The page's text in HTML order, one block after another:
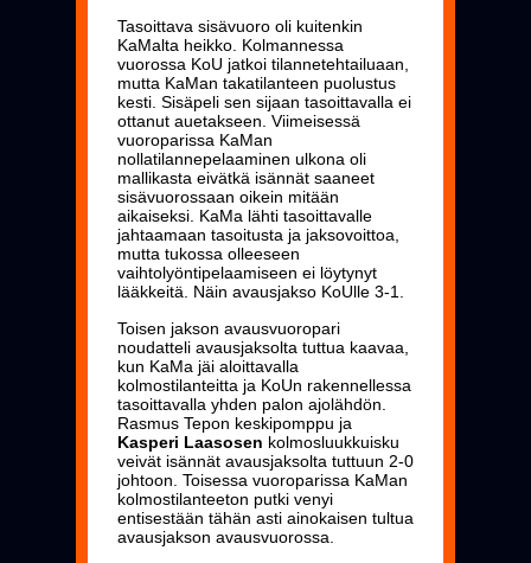
Tasoittava sisävuoro oli kuitenkin
KaMalta heikko. Kolmannessa
vuorossa KoU jatkoi tilannetehtailuaan,
mutta KaMan takatilanteen puolustus
kesti. Sisäpeli sen sijaan tasoittavalla ei
ottanut auetakseen. Viimeisessä
vuoroparissa KaMan
nollatilannepelaaminen ulkona oli
mallikasta eivätkä isännät saaneet
sisävuorossaan oikein mitään
aikaiseksi. KaMa lähti tasoittavalle
jahtaamaan tasoitusta ja jaksovoittoa,
mutta tukossa olleeseen
vaihtolyöntipelaamiseen ei löytynyt
lääkkeitä. Näin avausjakso KoUlle 3-1.
Toisen jakson avausvuoropari
noudatteli avausjaksolta tuttua kaavaa,
kun KaMa jäi aloittavalla
kolmostilanteitta ja KoUn rakennellessa
tasoittavalla yhden palon ajolähdön.
Rasmus Tepon keskipomppu ja
Kasperi Laasosen kolmosluukkuisku
veivät isännät avausjaksolta tuttuun 2-0
johtoon. Toisessa vuoroparissa KaMan
kolmostilanteeton putki venyi
entisestään tähän asti ainokaisen tultua
avausjakson avausvuorossa.